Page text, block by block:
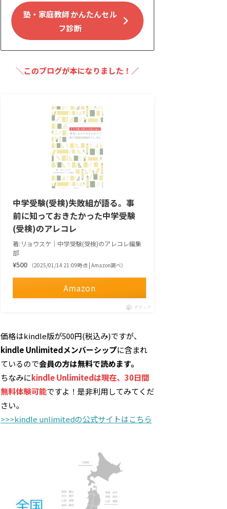
塾・家庭教師 かんたんセル
フ診断
╲このブログが本になりました！／
中学受験(受検)失敗組が語る。事
前に知っておきたかった中学受験
(受検)のアレコレ
著:リョウスケ｜中学受験(受検)のアレコレ編集
部
¥500 （2025/01/14 21:09時点 | Amazon調べ）
Amazon
ポチップ
価格はkindle版が500円(税込み)ですが、
kindle Unlimitedメンバーシップに含まれ
ているので会員の方は無料で読めます。
ちなみにkindle Unlimitedは現在、30日間
無料体験可能ですよ！是非利用してみてくだ
さい。
>>>kindle unlimitedの公式サイトはこちら